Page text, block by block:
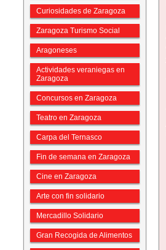
Curiosidades de Zaragoza
Zaragoza Turismo Social
Aragoneses
Actividades veraniegas en
Zaragoza
Concursos en Zaragoza
Teatro en Zaragoza
Carpa del Ternasco
Fin de semana en Zaragoza
Cine en Zaragoza
Arte con fin solidario
Mercadillo Solidario
Gran Recogida de Alimentos